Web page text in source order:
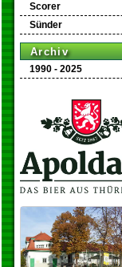
Scorer
Sünder
Archiv
1990 - 2025